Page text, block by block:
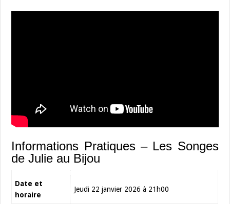
Informations Pratiques – Les Songes
de Julie au Bijou
Date et
horaire
Jeudi 22 janvier 2026 à 21h00